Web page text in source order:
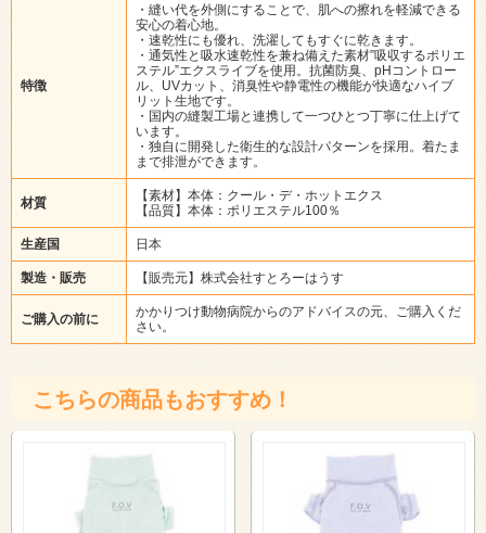
特徴
・縫い代を外側にすることで、肌への擦れを軽減できる
安心の着心地。
・速乾性にも優れ、洗濯してもすぐに乾きます。
・通気性と吸水速乾性を兼ね備えた素材”吸収するポリエ
ステル”エクスライブを使用。抗菌防臭、pHコントロー
ル、UVカット、消臭性や静電性の機能が快適なハイブ
リット生地です。
・国内の縫製工場と連携して一つひとつ丁寧に仕上げて
います。
・独自に開発した衛生的な設計パターンを採用。着たま
まで排泄ができます。
材質
【素材】本体：クール・デ・ホットエクス
【品質】本体：ポリエステル100％
生産国 日本
製造・販売 【販売元】株式会社すとろーはうす
ご購入の前に
かかりつけ動物病院からのアドバイスの元、ご購入くだ
さい。
こちらの商品もおすすめ！